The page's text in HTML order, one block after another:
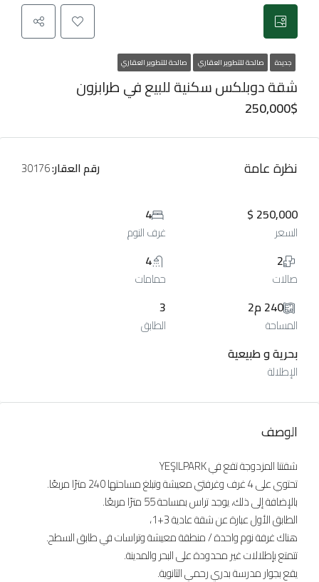
جديدة صالحة للتطوير العقاري صالحة للتطوير العقاري
شقة دوبلكس سكنية للبيع في طرابزون
250,000$
نظرة عامة رقم العقار:
250,000 $
السعر
4
غرف النوم
2
صالات
4
حمامات
240 م2
المساحة
3
الطابق
بحرية و طبيعية
الإطلالة
الوصف
شقتنا المزدوجة تقع في YEŞILPARK
تحتوي على 4 غرف وغرفتي معيشة وتبلغ مساحتها 240 مترًا مربعًا.
بالإضافة إلى ذلك، يوجد تراس بمساحة 55 مترًا مربعًا.
الطابق الأول عبارة عن شقة عادية 3+1،
هناك غرفة نوم واحدة / منطقة معيشة وتراسات في طابق السطح.
تتمتع بإطلالات غير محدودة على البحر والمدينة.
يقع بجوار مدرسة بدري رحمي الثانوية.